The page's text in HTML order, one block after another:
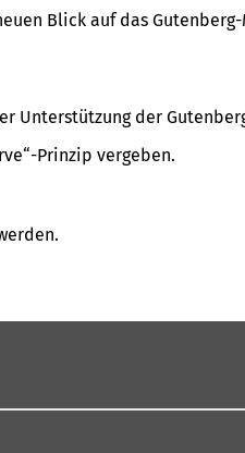
Blick auf das
Unterstützung der
Prinzip vergeben.